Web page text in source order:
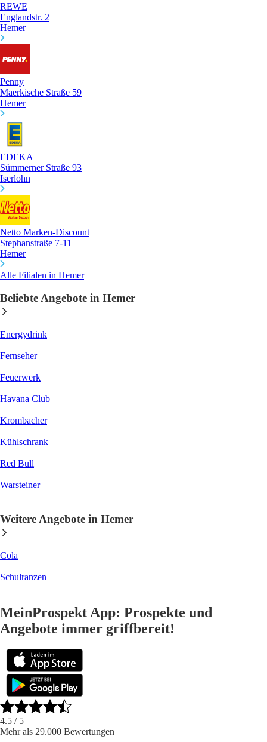
REWE
Englandstr. 2
Hemer
Penny
Maerkische Straße 59
Hemer
EDEKA
Sümmerner Straße 93
Iserlohn
Netto Marken-Discount
Stephanstraße 7-11
Hemer
Alle Filialen in Hemer
Beliebte Angebote in Hemer
Energydrink
Fernseher
Feuerwerk
Havana Club
Krombacher
Kühlschrank
Red Bull
Warsteiner
Weitere Angebote in Hemer
Cola
Schulranzen
MeinProspekt App: Prospekte und
Angebote immer griffbereit!
4.5 / 5
Mehr als 29.000 Bewertungen